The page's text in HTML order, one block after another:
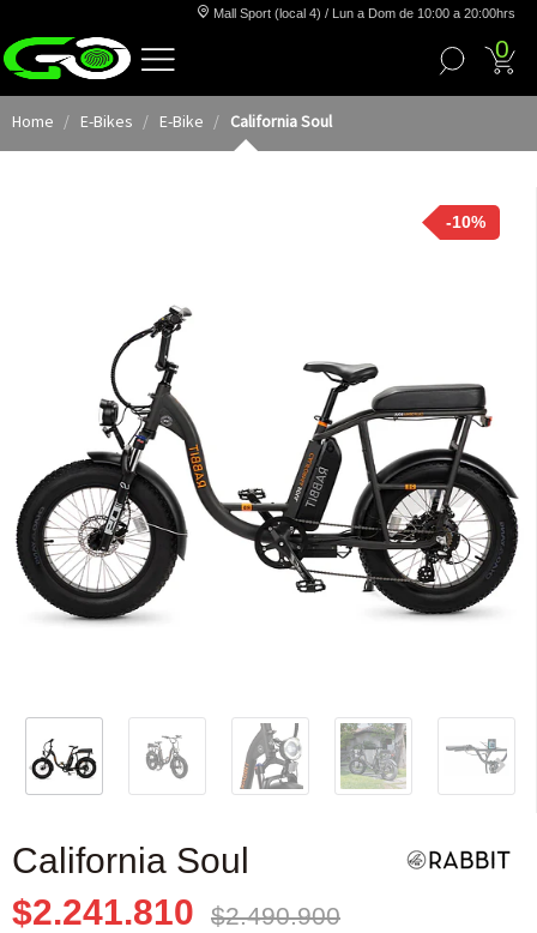
Mall Sport (local 4) / Lun a Dom de 10:00 a 20:00hrs
0
Home E-Bikes E-Bike California Soul
-10%
California Soul
$2.241.810
$2.490.900